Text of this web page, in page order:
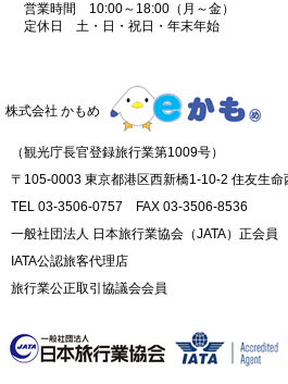
営業時間 10:00～18:00（月～金）
定休日 土・日・祝日・年末年始
株式会社 かもめ
（観光庁長官登録旅行業第1009号）
〒105-0003 東京都港区西新橋1-10-2 住友生命
TEL 03-3506-0757 FAX 03-3506-8536
一般社団法人 日本旅行業協会（JATA）正会員
IATA公認旅客代理店
旅行業公正取引協議会会員